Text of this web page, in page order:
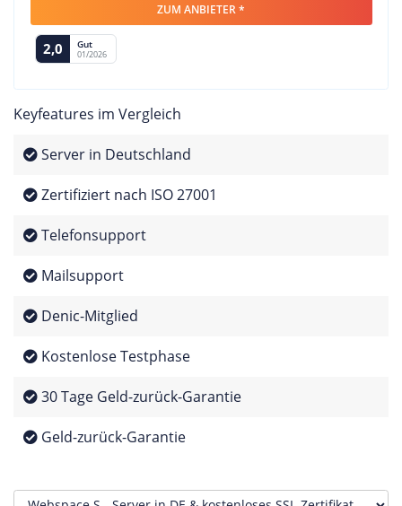
ZUM ANBIETER *
2,0 Gut
01/2026
Keyfeatures im Vergleich
Server in Deutschland
Zertifiziert nach ISO 27001
Telefonsupport
Mailsupport
Denic-Mitglied
Kostenlose Testphase
30 Tage Geld-zurück-Garantie
Geld-zurück-Garantie